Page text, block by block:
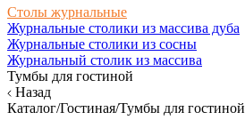
Столы журнальные
Журнальные столики из массива дуба
Журнальные столики из сосны
Журнальный столик из массива
Тумбы для гостиной
Назад
Каталог/Гостиная/Тумбы для гостиной